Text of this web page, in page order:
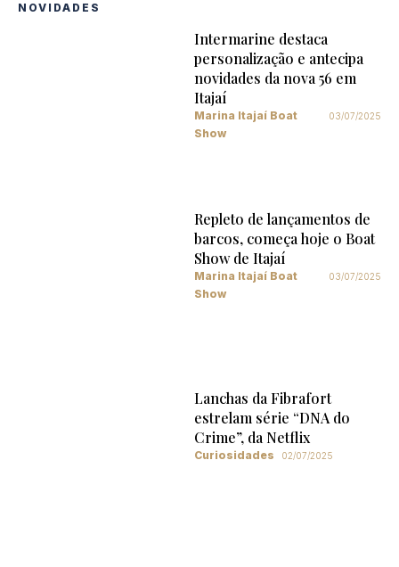
NOVIDADES
Intermarine destaca
personalização e antecipa
novidades da nova 56 em
Itajaí
Marina Itajaí Boat
Show
03/07/2025
Repleto de lançamentos de
barcos, começa hoje o Boat
Show de Itajaí
Marina Itajaí Boat
Show
03/07/2025
Lanchas da Fibrafort
estrelam série “DNA do
Crime”, da Netflix
Curiosidades 02/07/2025